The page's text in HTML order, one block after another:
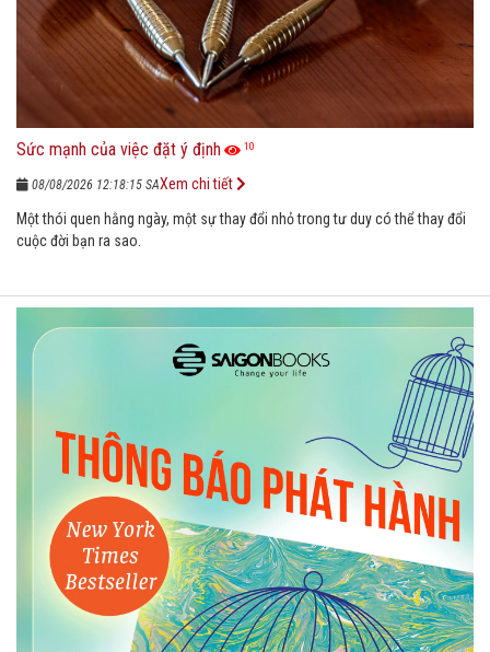
Sức mạnh của việc đặt ý định 10
08/08/2026 12:18:15 SA
Một thói quen hằng ngày, một sự thay đổi nhỏ trong tư duy có thể thay đổi
cuộc đời bạn ra sao.
Xem chi tiết